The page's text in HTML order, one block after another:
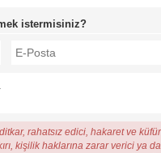
istermisiniz?
rahatsız edici, hakaret ve
kişilik haklarına zarar verici ya